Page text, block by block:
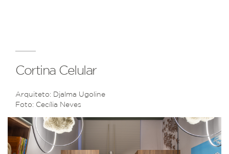
Cortina Celular
Arquiteto: Djalma Ugoline
Foto: Cecília Neves